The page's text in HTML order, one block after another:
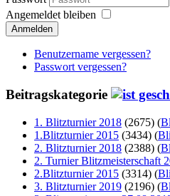
Angemeldet bleiben
Anmelden
Benutzername vergessen?
Passwort vergessen?
Beitragskategorie
1. Blitzturnier 2018 (2675) (
1.Blitzturnier 2015 (3434) (
2. Blitzturnier 2018 (2388) (
2. Turnier Blitzmeisterschaft
2.Blitzturnier 2015 (3314) (
3. Blitzturnier 2019 (2196) (